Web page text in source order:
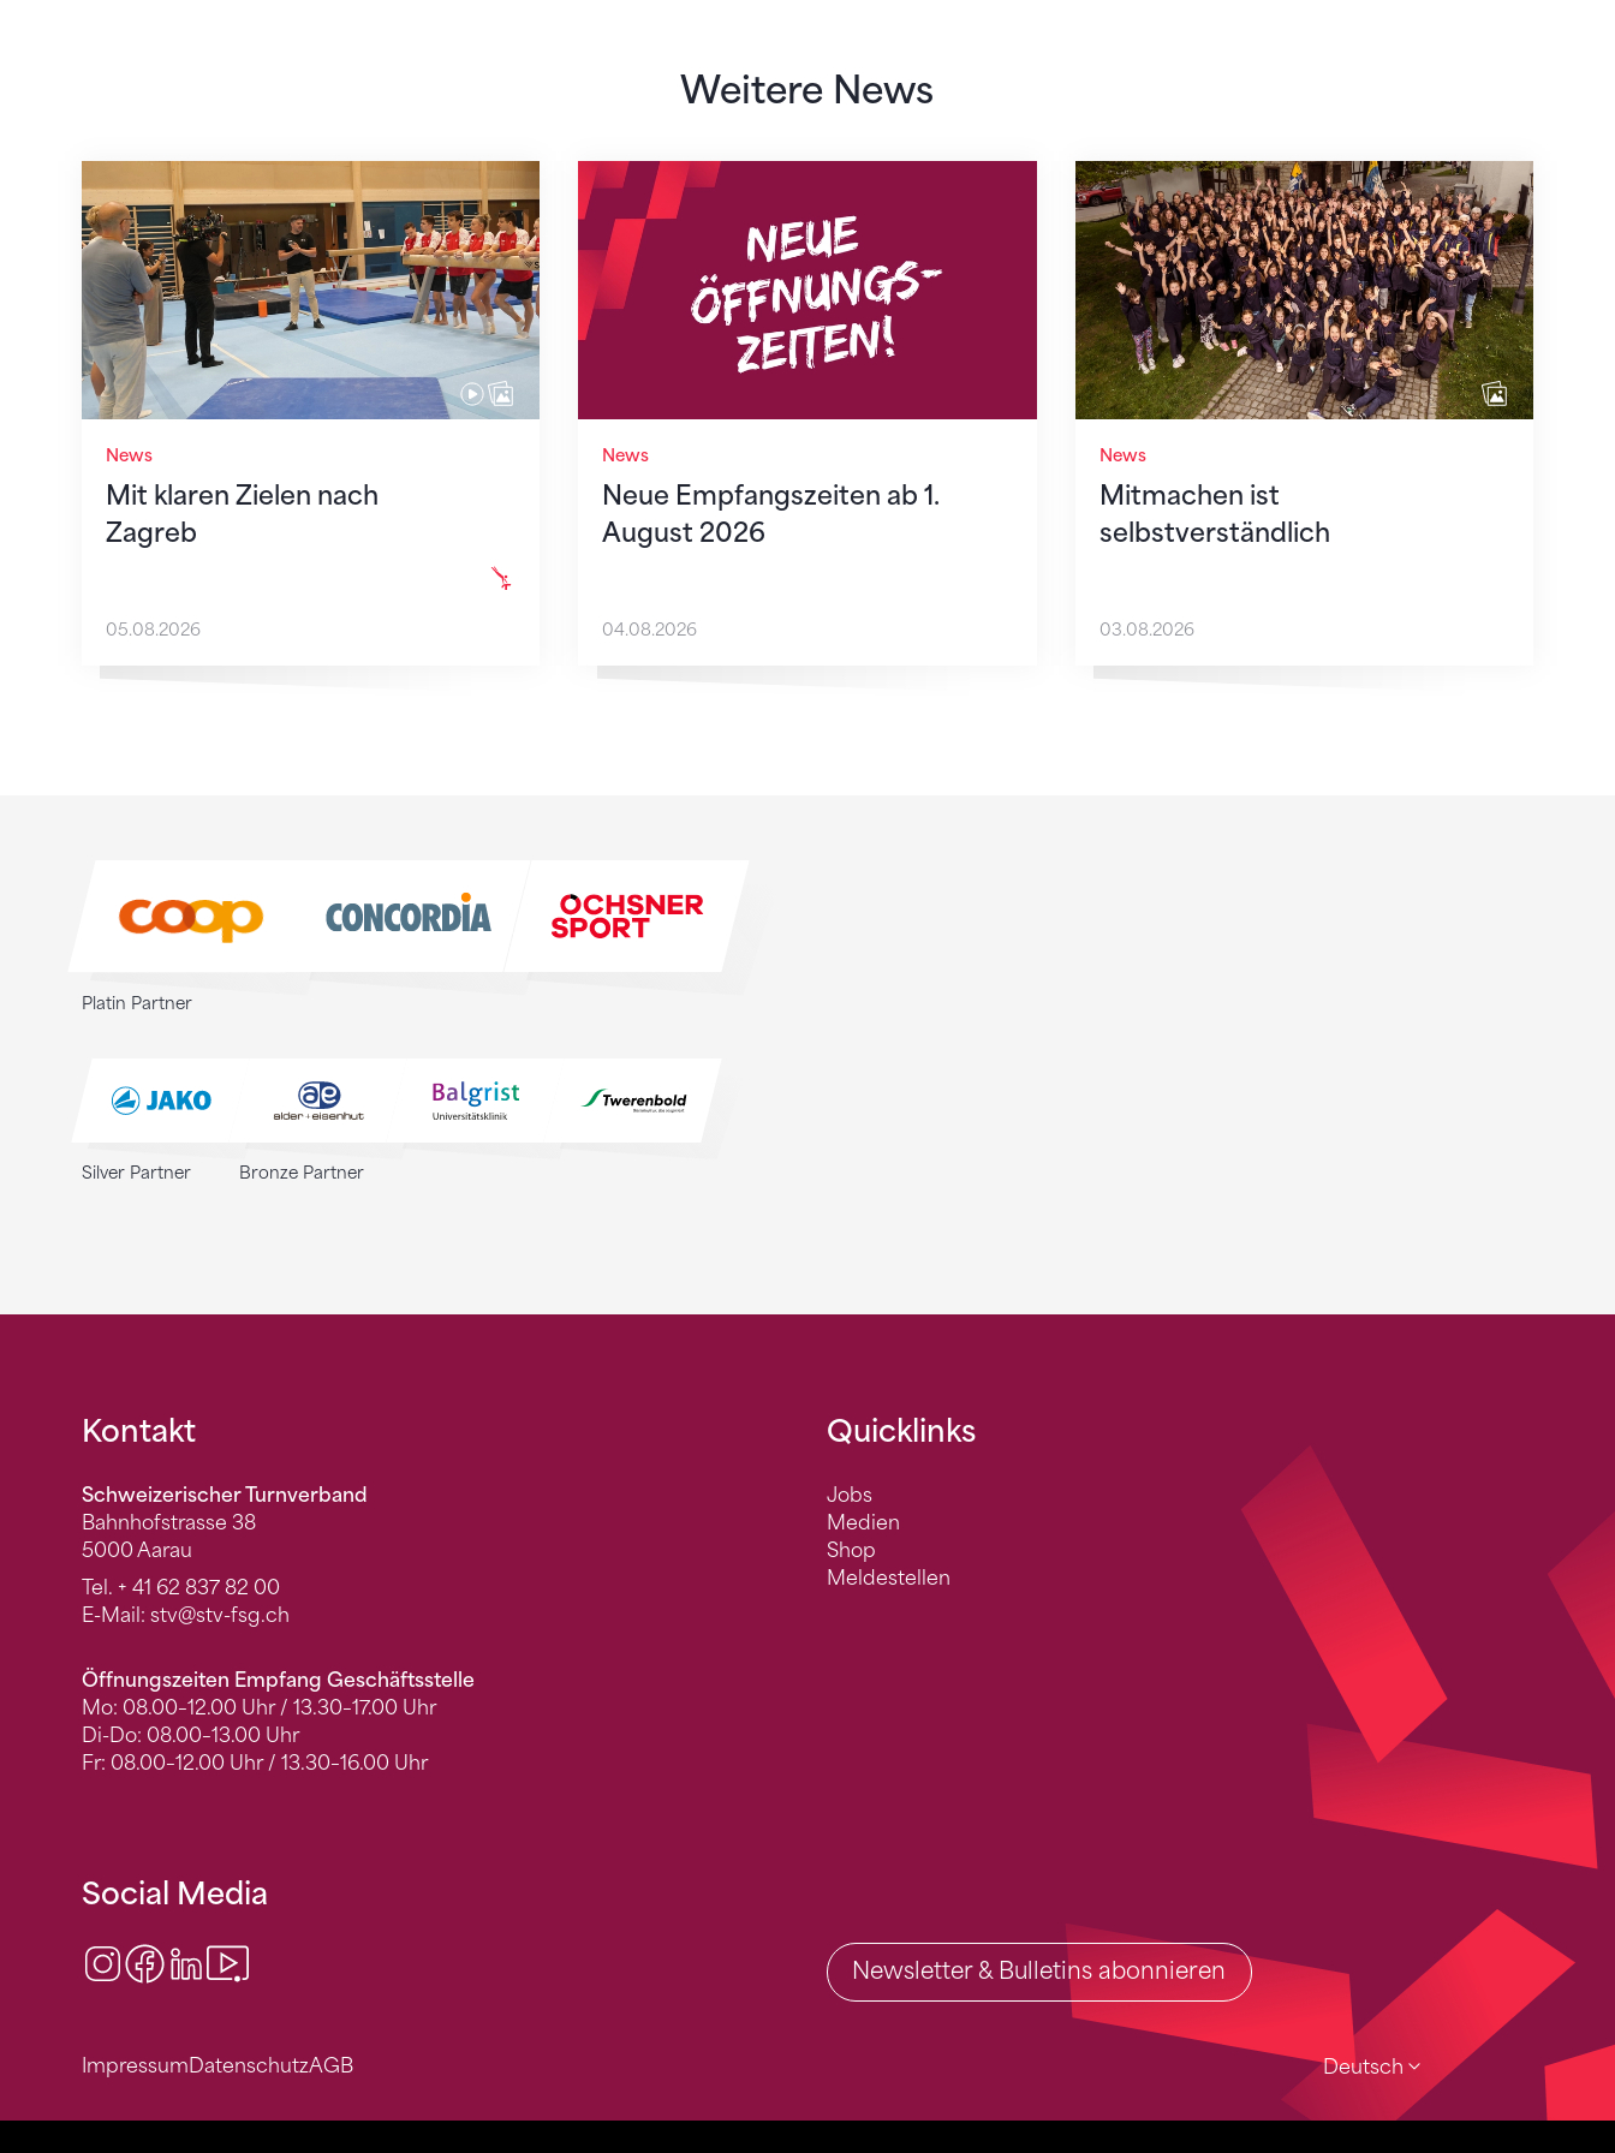
Weitere News
News
Mit klaren Zielen nach
Zagreb
Mit klaren Zielen nach Zagreb
05.08.2026
News
Neue Empfangszeiten ab 1.
August 2026
Neue Empfangszeiten ab 1. August 2026
04.08.2026
News
Mitmachen ist
selbstverständlich
Mitmachen ist selbstverständlich
03.08.2026
Platin Partner
Silver Partner Bronze Partner
Fusszeile
Kontakt
Schweizerischer Turnverband
Bahnhofstrasse 38
5000 Aarau
Tel. + 41 62 837 82 00
E-Mail: stv@stv-fsg.ch
Öffnungszeiten Empfang Geschäftsstelle
Mo: 08.00–12.00 Uhr / 13.30–17.00 Uhr
Di-Do: 08.00–13.00 Uhr
Fr: 08.00–12.00 Uhr / 13.30–16.00 Uhr
Quicklinks
Jobs
Medien
Shop
Meldestellen
Deutsch
Social Media
Instagram
Facebook
LinkedIn Newsletter & Bulletins abonnieren
ImpressumDatenschutzAGB